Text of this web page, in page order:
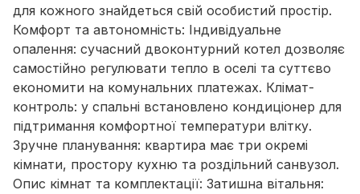
для кожного знайдеться свій особистий простір.
Комфорт та автономність: Індивідуальне
опалення: сучасний двоконтурний котел дозволяє
самостійно регулювати тепло в оселі та суттєво
економити на комунальних платежах. Клімат-
контроль: у спальні встановлено кондиціонер для
підтримання комфортної температури влітку.
Зручне планування: квартира має три окремі
кімнати, простору кухню та роздільний санвузол.
Опис кімнат та комплектації: Затишна вітальня: